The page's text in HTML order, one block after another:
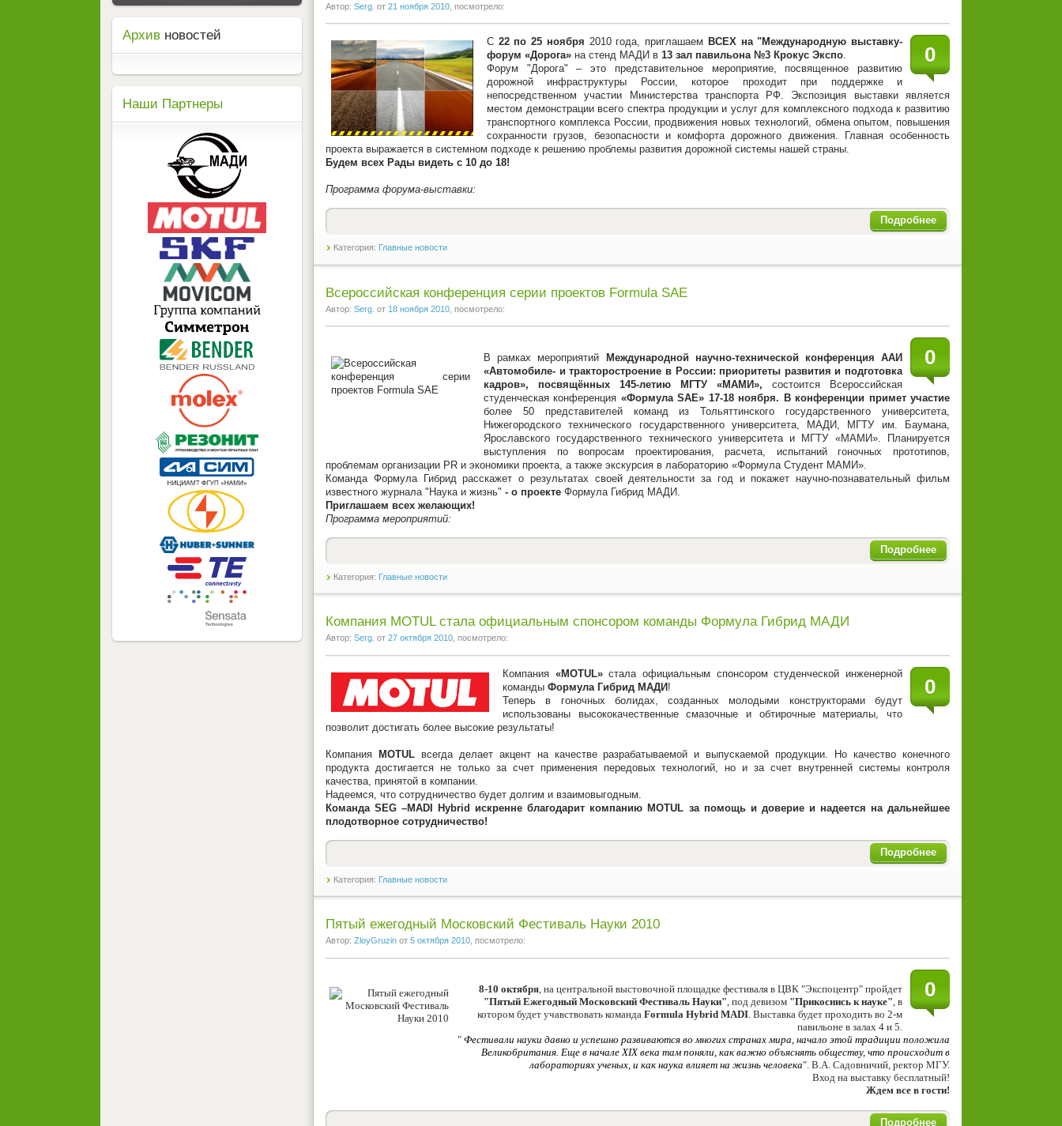
Автор: Serg. от 21 ноября 2010 , посмотрело:
0
C 22 по 25 ноября 2010 года, приглашаем ВСЕХ на "Международную выставку-
форум «Дорога» на стенд МАДИ в 13 зал павильона №3 Крокус Экспо.
Форум "Дорога" – это представительное мероприятие, посвященное развитию
дорожной инфраструктуры России, которое проходит при поддержке и
непосредственном участии Министерства транспорта РФ. Экспозиция выставки является
местом демонстрации всего спектра продукции и услуг для комплексного подхода к развитию
транспортного комплекса России, продвижения новых технологий, обмена опытом, повышения
сохранности грузов, безопасности и комфорта дорожного движения. Главная особенность
проекта выражается в системном подходе к решению проблемы развития дорожной системы нашей страны.
Будем всех Рады видеть с 10 до 18!
Программа форума-выставки:
Подробнее
Категория: Главные новости
Всероссийская конференция серии проектов Formula SAE
Автор: Serg. от 18 ноября 2010 , посмотрело:
0
В рамках мероприятий
Международной научно-технической конференция ААИ
«Автомобиле- и тракторостроение в России: приоритеты развития и подготовка
кадров», посвящённых 145-летию МГТУ «МАМИ», состоится Всероссийская
студенческая конференция «Формула SAE» 17-18 ноября. В конференции примет участие
более 50 представителей команд из Тольяттинского государственного университета,
Нижегородского технического государственного университета, МАДИ, МГТУ им. Баумана,
Ярославского государственного технического университета и МГТУ «МАМИ». Планируется
выступления по вопросам проектирования, расчета, испытаний гоночных прототипов,
проблемам организации PR и экономики проекта, а также экскурсия в лабораторию «Формула Студент МАМИ».
Команда Формула Гибрид расскажет о результатах своей деятельности за год и покажет научно-познавательный фильм
известного журнала "Наука и жизнь" - о проекте Формула Гибрид МАДИ.
Приглашаем всех желающих!
Программа мероприятий:
Подробнее
Категория: Главные новости
Компания MOTUL стала официальным спонсором команды Формула Гибрид МАДИ
Автор: Serg. от 27 октября 2010, посмотрело:
0
Компания «MOTUL»стала официальным спонсором студенческой инженерной
команды Формула Гибрид МАДИ !
Теперь в гоночных болидах, созданных молодыми конструкторами будут
использованы высококачественные смазочные и обтирочные материалы, что
позволит достигать более высокие результаты!
Компания MOTULвсегда делает акцент на качестве разрабатываемой и выпускаемой продукции. Но качество конечного
продукта достигается не только за счет применения передовых технологий, но и за счет внутренней системы контроля
качества, принятой в компании.
Надеемся, что сотрудничество будет долгим и взаимовыгодным.
КомандаSEG –MADI Hybrid искренне благодарит компанию MOTUL за помощь и доверие и надеется на дальнейшее
плодотворное сотрудничество!
Подробнее
Категория: Главные новости
Пятый ежегодный Московский Фестиваль Науки 2010
Автор: ZloyGruzin от 5 октября 2010 , посмотрело:
0
8-10 октября , на центральной выстовочной площадке фестиваля в ЦВК "Экспоцентр" пройдет
"Пятый Ежегодный Московский Фестиваль Науки" , под девизом "Прикоснись к науке" , в
котором будет учавствовать команда Formula Hybrid MADI . Выставка будет проходить во 2-м
павильоне в залах 4 и 5.
" Фестивали науки давно и успешно развиваются во многих странах мира, начало этой традиции положила
Великобритания. Еще в начале XIX века там поняли, как важно объяснять обществу, что происходит в
лабораториях ученых, и как наука влияет на жизнь человека". В.А. Садовничий, ректор МГУ.
Вход на выставку бесплатный!
Ждем все в гости!
Подробнее
Архив новостей
Наши Партнеры